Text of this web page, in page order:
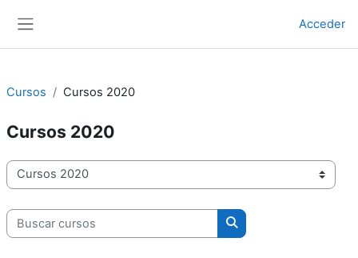
Acceder
Cursos Cursos 2020
Cursos 2020
Categorías
Buscar cursos
Buscar cursos